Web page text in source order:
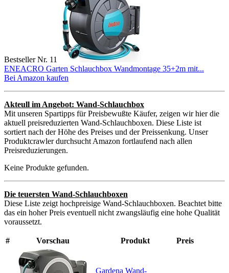
Bestseller Nr. 11
ENEACRO Garten Schlauchbox Wandmontage 35+2m mit...
Bei Amazon kaufen
Akteull im Angebot: Wand-Schlauchbox
Mit unseren Spartipps für Preisbewußte Käufer, zeigen wir hier die
aktuell preisreduzierten Wand-Schlauchboxen. Diese Liste ist
sortiert nach der Höhe des Preises und der Preissenkung. Unser
Produktcrawler durchsucht Amazon fortlaufend nach allen
Preisreduzierungen.
Keine Produkte gefunden.
Die teuersten Wand-Schlauchboxen
Diese Liste zeigt hochpreisige Wand-Schlauchboxen. Beachtet bitte
das ein hoher Preis eventuell nicht zwangsläufig eine hohe Qualität
voraussetzt.
# Vorschau Produkt Preis
Gardena Wand-